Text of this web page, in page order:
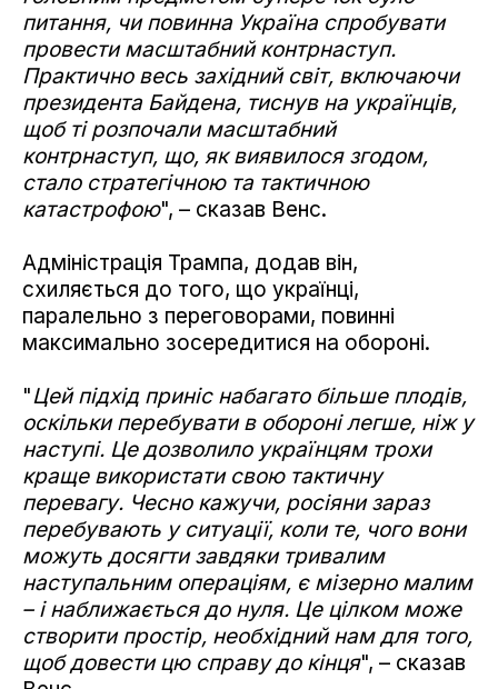
питання, чи повинна Україна спробувати
провести масштабний контрнаступ.
Практично весь західний світ, включаючи
президента Байдена, тиснув на українців,
щоб ті розпочали масштабний
контрнаступ, що, як виявилося згодом,
стало стратегічною та тактичною
катастрофою", – сказав Венс.
Адміністрація Трампа, додав він,
схиляється до того, що українці,
паралельно з переговорами, повинні
максимально зосередитися на обороні.
"Цей підхід приніс набагато більше плодів,
оскільки перебувати в обороні легше, ніж у
наступі. Це дозволило українцям трохи
краще використати свою тактичну
перевагу. Чесно кажучи, росіяни зараз
перебувають у ситуації, коли те, чого вони
можуть досягти завдяки тривалим
наступальним операціям, є мізерно малим
– і наближається до нуля. Це цілком може
створити простір, необхідний нам для того,
щоб довести цю справу до кінця", – сказав